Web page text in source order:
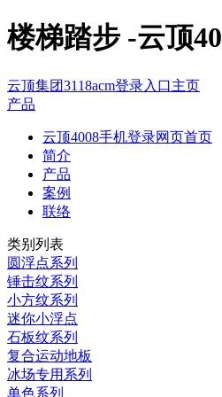
楼梯踏步 -云顶
云顶集团3118acm登录入口主页
产品
云顶4008手机登录网页首页
简介
产品
案例
联络
类别列表
圆浮点系列
锤击纹系列
小方纹系列
迷你小浮点
石板纹系列
复合运动地板
冰场专用系列
单色系列